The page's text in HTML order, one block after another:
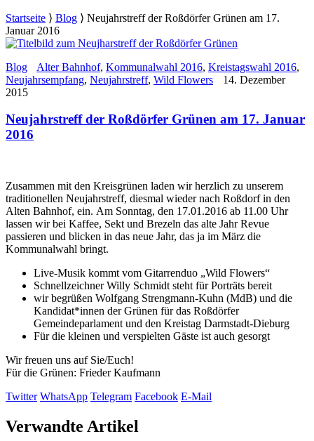
Startseite ⟩ Blog ⟩ Neujahrstreff der Roßdörfer Grünen am 17.
Januar 2016
Blog Alter Bahnhof, Kommunalwahl 2016, Kreistagswahl 2016,
Neujahrsempfang, Neujahrstreff, Wild Flowers
14. Dezember
2015
Neujahrstreff der Roßdörfer Grünen am 17. Januar
2016
Zusammen mit den Kreisgrünen laden wir herzlich zu unserem
traditionellen Neujahrstreff, diesmal wieder nach Roßdorf in den
Alten Bahnhof, ein. Am Sonntag, den 17.01.2016 ab 11.00 Uhr
lassen wir bei Kaffee, Sekt und Brezeln das alte Jahr Revue
passieren und blicken in das neue Jahr, das ja im März die
Kommunalwahl bringt.
Live-Musik kommt vom Gitarrenduo „Wild Flowers“
Schnellzeichner Willy Schmidt steht für Porträts bereit
wir begrüßen Wolfgang Strengmann-Kuhn (MdB) und die
Kandidat*innen der Grünen für das Roßdörfer
Gemeindeparlament und den Kreistag Darmstadt-Dieburg
Für die kleinen und verspielten Gäste ist auch gesorgt
Wir freuen uns auf Sie/Euch!
Für die Grünen: Frieder Kaufmann
Twitter WhatsApp Telegram Facebook E-Mail
Verwandte Artikel